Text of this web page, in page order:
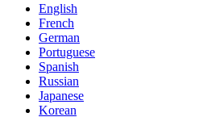
English
French
German
Portuguese
Spanish
Russian
Japanese
Korean